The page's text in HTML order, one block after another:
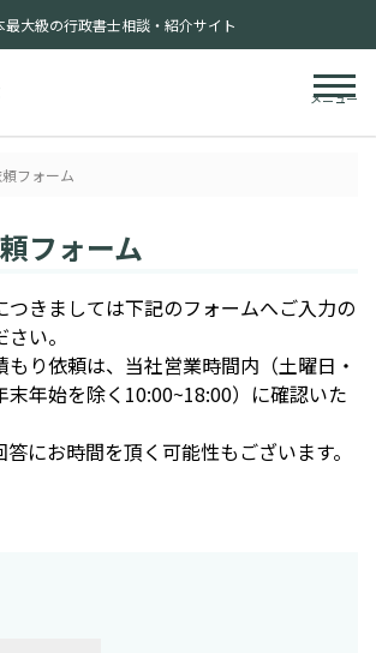
最大級の行政書士相談・紹介サイト
メニュー
フォーム
フォーム
つきましては下記のフォームへご入力の
い。
り依頼は、当社営業時間内（土曜日・
末年始を除く10:00~18:00）に確認いた
にお時間を頂く可能性もございます。